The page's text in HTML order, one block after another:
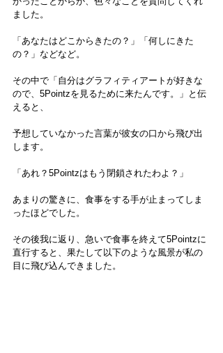
ました。
「あなたはどこからきたの？」「何しにきた
の？」などなど。
その中で「自分はグラフィティアートが好きな
ので、5Pointzを見るために来たんです。」と伝
えると、
予想していなかった言葉が彼女の口から飛び出
します。
「あれ？5Pointzはもう閉鎖されたわよ？」
あまりの驚きに、食事をする手が止まってしま
ったほどでした。
その後我に返り、急いで食事を終えて5Pointzに
直行すると、果たして以下のような風景が私の
目に飛び込んできました。